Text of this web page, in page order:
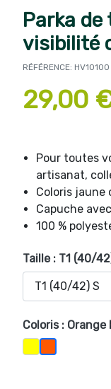
Parka
visibilité
RÉFÉRENCE: HV10100
29,00
Pour toutes
artisanat,
Coloris jaune
Capuche
100 %
Taille : T1 (40/
Coloris : Orange
Jaune Fluo1
Orange Fluo1